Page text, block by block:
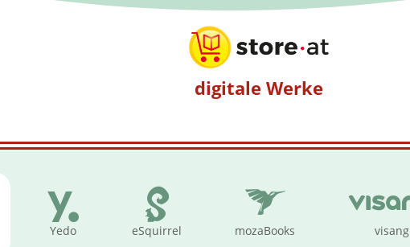
digitale Werke
Yedo eSquirrel mozaBooks visang